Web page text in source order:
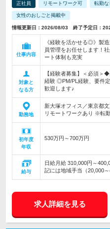
正社員 リモートワーク可 転勤な
女性のおしごと掲載中
情報更新日：2026/08/03 終了予定日：
仕事内容
《経験を活かせる◎》製
員管理をお任せします！
ート体制も充実
対象と
なる方
【経験者募集】＜必須
経験 ◎PM/PL経験、要件
歓迎します♪
勤務地
新大塚オフィス／東京都
リモートワークあり ※転
初年度
年収
530万円～700万円
給与
日給月給 310,000円～
記には地域手当（20,000
求人詳細を見る